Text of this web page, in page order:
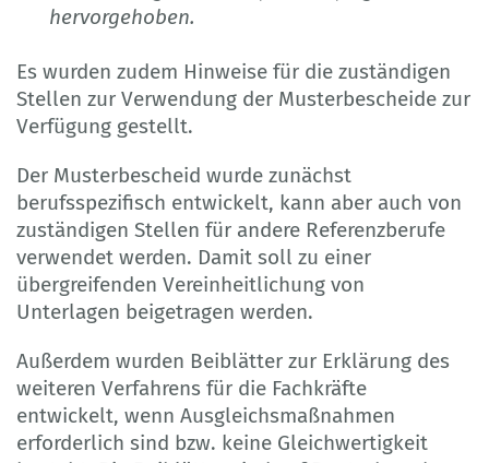
hervorgehoben.
Es wurden zudem Hinweise für die zuständigen
Stellen zur Verwendung der Musterbescheide zur
Verfügung gestellt.
Der Musterbescheid wurde zunächst
berufsspezifisch entwickelt, kann aber auch von
zuständigen Stellen für andere Referenzberufe
verwendet werden. Damit soll zu einer
übergreifenden Vereinheitlichung von
Unterlagen beigetragen werden.
Außerdem wurden Beiblätter zur Erklärung des
weiteren Verfahrens für die Fachkräfte
entwickelt, wenn Ausgleichsmaßnahmen
erforderlich sind bzw. keine Gleichwertigkeit